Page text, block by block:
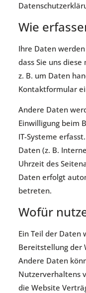
Wie
Ihre Daten
dass Sie uns
z. B. um Daten
Kontaktformular
Andere Daten
Einwilligung beim
IT-Systeme
Daten (z. B.
Uhrzeit des
Daten erfolgt
betreten.
Wofür
Ein Teil der Daten
Bereitstellung der
Andere Daten
Nutzerverhaltens
die Website